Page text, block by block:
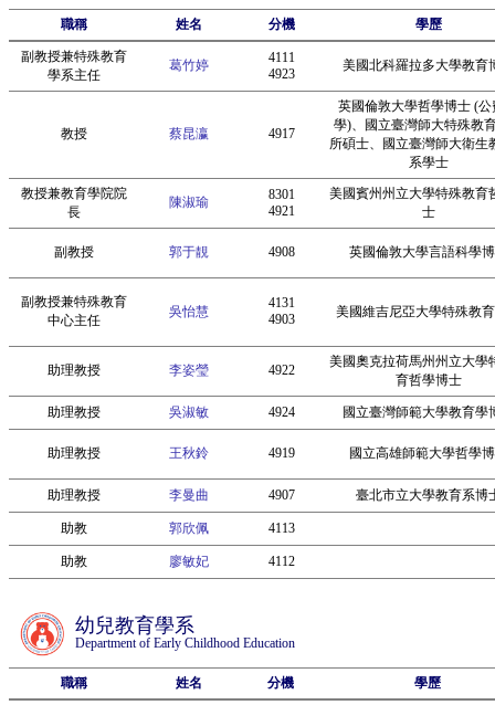
職稱 姓名 分機 學歷
副教授兼特殊教育
學系主任
葛竹婷
4111
4923
美國北科羅拉多大學教育
教授 蔡昆瀛 4917
英國倫敦大學哲學博士 (公
學)、國立臺灣師大特殊教
所碩士、國立臺灣師大衛生
系學士
教授兼教育學院院
長
陳淑瑜
8301
4921
美國賓州州立大學特殊教育
士
副教授 郭于靚 4908 英國倫敦大學言語科學
副教授兼特殊教育
中心主任
吳怡慧
4131
4903
美國維吉尼亞大學特殊教
助理教授 李姿瑩 4922
美國奧克拉荷馬州州立大學
育哲學博士
助理教授 吳淑敏 4924 國立臺灣師範大學教育學
助理教授 王秋鈴 4919 國立高雄師範大學哲學
助理教授 李曼曲 4907 臺北市立大學教育系博
助教 郭欣佩 4113
助教 廖敏妃 4112
幼兒教育學系
Department of Early Childhood Education
職稱 姓名 分機 學歷